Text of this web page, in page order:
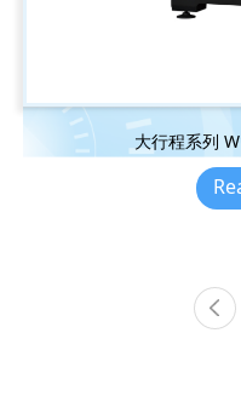
大行程系列